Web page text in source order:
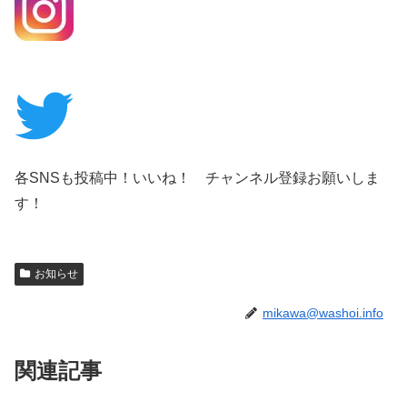
各SNSも投稿中！いいね！ チャンネル登録お願いしま
す！
お知らせ
mikawa@washoi.info
関連記事